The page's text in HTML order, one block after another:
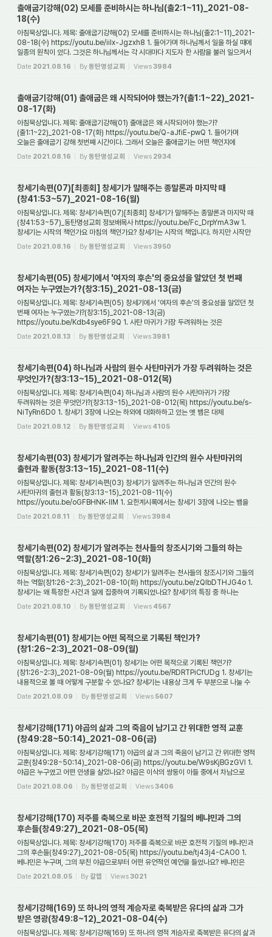
출애굽기강해(02) 모세를 준비하시는 하나님(출2:1~11)_2021-08-
18(수)
아침묵상입니다. 제목: 출애굽기강해(02) 모세를 준비하시는 하나님(출2:1~11)_2021-
08-18(수) https://youtu.be/iilx-Jgzxh8 1. 들어가며 하나님께서 일을 하실 때에
일종의 원칙이 있다. 그것은 하나님께서는 각 시대마다 지도자 한 사람을 불러 일으켜서
하...
Date 2021.08.16 By동탄명성교회 Views3984
출애굽기강해(01) 출애굽은 왜 시작되어야 했는가?(출1:1~22)_2021-
08-17(화)
아침묵상입니다. 제목: 출애굽기강해(01) 출애굽은 왜 시작되어야 했는가?
(출1:1~22)_2021-08-17(화) https://youtu.be/Q-aJfiE-pwQ 1. 들어가며
오늘은 출애굽기 강해 첫번째 시간이다. 그래서 오늘은 출애굽기는 어떤 책인지에
관하여 서론적인 부분을 좀 다...
Date 2021.08.16 By동탄명성교회 Views 2934
창세기속편(07)[최종회] 창세기가 말해주는 종말론과 마지막 때
(창41:53~57)_2021-08-16(월)
아침묵상입니다. 제목: 창세기속편(07)[최종회] 창세기가 말해주는 종말론과 마지막 때
(창41:53~57)_동탄명성교회 정보배목사 https://youtu.be/Fc_DrpYmA3w 1.
창세기는 시작의 책인가요 마침의 책인가요? 창세기는 시작의 책입니다. 하지만 시작만
말씀하고 ...
Date 2021.08.16 By동탄명성교회 Views3950
창세기속편(05) 창세기에서 '여자의 후손'의 중요성을 알았던 첫 번째
여자는 누구였는가?(창3:15)_2021-08-13(금)
아침묵상입니다. 제목: 창세기속편(05) 창세기에서 '여자의 후손'의 중요성을 알았던 첫
번째 여자는 누구였는가?(창3:15)_2021-08-13(금)
https://youtu.be/Kdb4sye6F9Q 1. 사탄 마귀가 가장 두려워하는 것은
무엇인가요? 사탄 마귀가 비록 아담과 하와를 자...
Date 2021.08.13 By동탄명성교회 Views3981
창세기속편(04) 하나님과 사람의 원수 사탄마귀가 가장 두려워하는 것은
무엇인가?(창3:13~15)_2021-08-012(목)
아침묵상입니다. 제목: 창세기속편(04) 하나님과 사람의 원수 사탄마귀가 가장
두려워하는 것은 무엇인가?(창3:13~15)_2021-08-012(목) https://youtu.be/s-
NiTyRn6D0 1. 창세기 3장에 나오는 하와에 대화하하고 있는 옛 뱀은 대체
무엇인가요? 뱀은 원래 말을...
Date 2021.08.12 By동탄명성교회 Views 4105
창세기속편(03) 창세기가 알려주는 하나님과 인간의 원수 사탄마귀의
출현과 활동(창3:13~15)_2021-08-11(수)
아침묵상입니다. 제목: 창세기속편(03) 창세기가 알려주는 하나님과 인간의 원수
사탄마귀의 출현과 활동(창3:13~15)_2021-08-11(수)
https://youtu.be/oGFBHNK-llM 1. 요한계시록에서는 창세기 3장에 나오는 뱀을
무엇이라고 칭하고 있나요?(계12:9) 보통 창...
Date 2021.08.11 By동탄명성교회 Views3984
창세기속편(02) 창세기가 알려주는 천사들의 창조시기와 그들의 하는
역할(창1:26~2:3)_2021-08-10(화)
아침묵상입니다. 제목: 창세기속편(02) 창세기가 알려주는 천사들의 창조시기와 그들의
하는 역할(창1:26~2:3)_2021-08-10(화) https://youtu.be/zQIbDTHJG4o 1.
창세기는 왜 특정한 사건과 일에 집중하여 기록되었나요? 창세기의 특징 중 하나는
세상에서 일...
Date 2021.08.10 By동탄명성교회 Views 4567
창세기속편(01) 창세기는 어떤 목적으로 기록된 책인가?
(창1:26~2:3)_2021-08-09(월)
아침묵상입니다. 제목: 창세기속편(01) 창세기는 어떤 목적으로 기록된 책인가?
(창1:26~2:3)_2021-08-09(월) https://youtu.be/RDRTPiCfUDg 1. 창세기는
내용적으로 볼 때 어떻게 구분할 수 있나요? 창세기는 내용상 크게 두 부분으로 나눌 수
있습니다. 전반...
Date 2021.08.09 By동탄명성교회 Views 5607
창세기강해(171) 야곱의 삶과 그의 죽음이 남기고 간 위대한 영적 교훈
(창49:28~50:14)_2021-08-06(금)
아침묵상입니다. 제목: 창세기강해(171) 야곱의 삶과 그의 죽음이 남기고 간 위대한 영적
교훈(창49:28~50:14)_2021-08-06(금) https://youtu.be/W9sKjBGzGVI 1.
야곱은 누구였고 어떤 인생을 살았나요? 야곱은 이삭의 쌍둥이 아들 중에서 차남으로
태어났습니...
Date 2021.08.06 By동탄명성교회 Views3406
창세기강해(170) 저주를 축복으로 바꾼 호전적 기질의 베냐민과 그의
후손들(창49:27)_2021-08-05(목)
아침묵상입니다. 제목: 창세기강해(170) 저주를 축복으로 바꾼 호전적 기질의 베냐민과
그의 후손들(창49:27)_2021-08-05(목) https://youtu.be/tj43j4-CAO0 1.
베냐민은 누구며, 그의 부친 야곱으로부터 어떤 유언적인 예언을 들었나요? 베냐민은
야곱이 낳은...
Date 2021.08.05 By갈렙 Views3021
창세기강해(169) 또 하나의 영적 계승자로 축복받은 유다의 삶과 그가
받은 영광(창49:8~12)_2021-08-04(수)
아침묵상입니다. 제목: 창세기강해(169) 또 하나의 영적 계승자로 축복받은 유다의 삶과